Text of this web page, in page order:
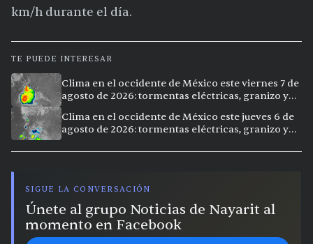
km/h durante el día.
TE PUEDE INTERESAR
Clima en el occidente de México este viernes 7 de
agosto de 2026: tormentas eléctricas, granizo y
Clima en el occidente de México este jueves 6 de
agosto de 2026: tormentas eléctricas, granizo y
SIGUE LA CONVERSACIÓN
Únete al grupo Noticias de Nayarit al
momento en Facebook